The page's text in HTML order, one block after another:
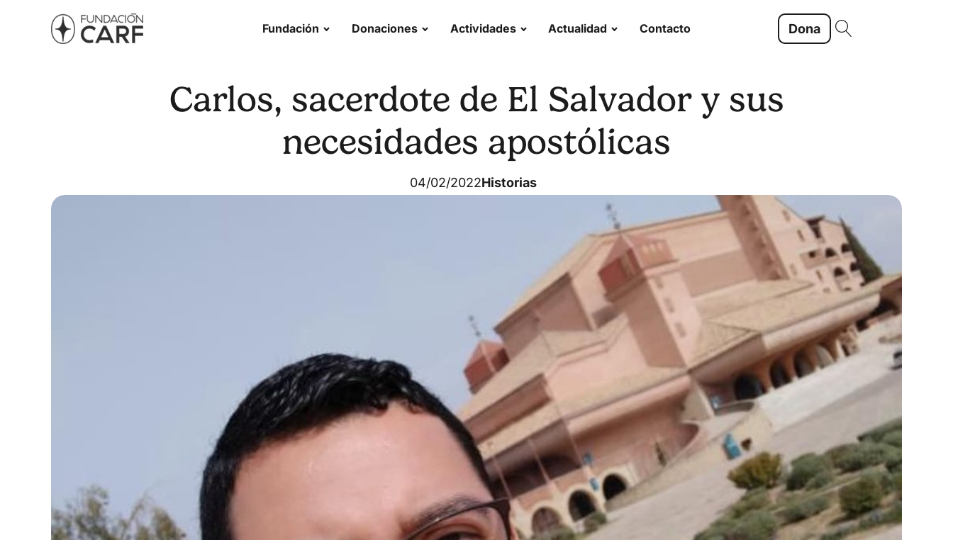
Fundación Donaciones Actividades Actualidad Contacto Dona
Carlos, sacerdote de El Salvador y sus
necesidades apostólicas
04/02/2022Historias